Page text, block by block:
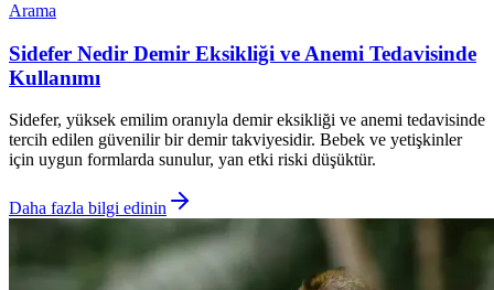
Arama
Sidefer Nedir Demir Eksikliği ve Anemi Tedavisinde
Kullanımı
Sidefer, yüksek emilim oranıyla demir eksikliği ve anemi tedavisinde
tercih edilen güvenilir bir demir takviyesidir. Bebek ve yetişkinler
için uygun formlarda sunulur, yan etki riski düşüktür.
Daha fazla bilgi edinin